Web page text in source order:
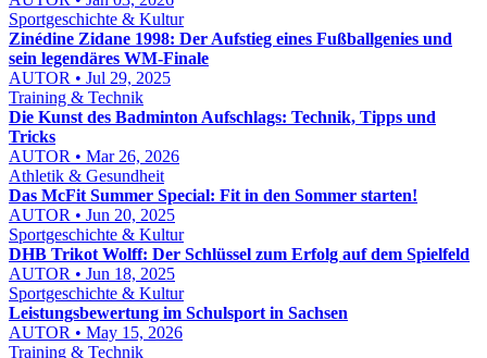
Sportgeschichte & Kultur
Zinédine Zidane 1998: Der Aufstieg eines Fußballgenies und
sein legendäres WM-Finale
AUTOR • Jul 29, 2025
Training & Technik
Die Kunst des Badminton Aufschlags: Technik, Tipps und
Tricks
AUTOR • Mar 26, 2026
Athletik & Gesundheit
Das McFit Summer Special: Fit in den Sommer starten!
AUTOR • Jun 20, 2025
Sportgeschichte & Kultur
DHB Trikot Wolff: Der Schlüssel zum Erfolg auf dem Spielfeld
AUTOR • Jun 18, 2025
Sportgeschichte & Kultur
Leistungsbewertung im Schulsport in Sachsen
AUTOR • May 15, 2026
Training & Technik